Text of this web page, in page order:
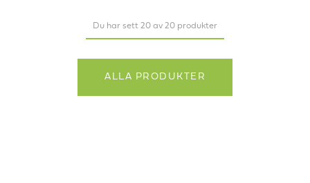
Du har sett 20 av 20 produkter
ALLA PRODUKTER